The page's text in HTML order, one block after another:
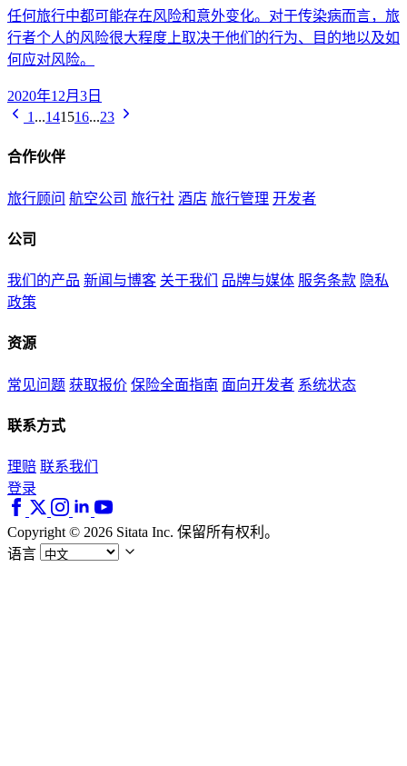
任何旅行中都可能存在风险和意外变化。对于传染病而言，旅
行者个人的风险很大程度上取决于他们的行为、目的地以及如
何应对风险。
2020年12月3日
1 ...141516...23
合作伙伴
旅行顾问 航空公司 旅行社 酒店 旅行管理 开发者
公司
我们的产品 新闻与博客 关于我们 品牌与媒体 服务条款 隐私
政策
资源
常见问题 获取报价 保险全面指南 面向开发者 系统状态
联系方式
理赔 联系我们
登录
Copyright © 2026 Sitata Inc. 保留所有权利。
语言